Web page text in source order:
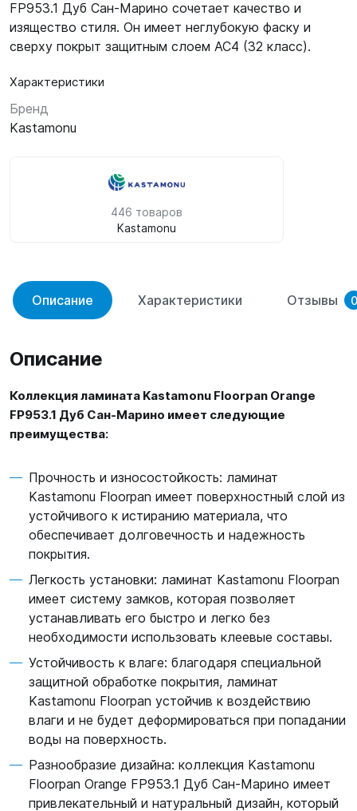
FP953.1 Дуб Сан-Марино сочетает качество и
изящество стиля. Он имеет неглубокую фаску и
сверху покрыт защитным слоем AC4 (32 класс).
Характеристики
Бренд
Kastamonu
446 товаров
Kastamonu
Описание Характеристики Отзывы 0
Описание
Коллекция ламината Kastamonu Floorpan Orange
FP953.1 Дуб Сан-Марино имеет следующие
преимущества:
Прочность и износостойкость: ламинат
Kastamonu Floorpan имеет поверхностный слой из
устойчивого к истиранию материала, что
обеспечивает долговечность и надежность
покрытия.
Легкость установки: ламинат Kastamonu Floorpan
имеет систему замков, которая позволяет
устанавливать его быстро и легко без
необходимости использовать клеевые составы.
Устойчивость к влаге: благодаря специальной
защитной обработке покрытия, ламинат
Kastamonu Floorpan устойчив к воздействию
влаги и не будет деформироваться при попадании
воды на поверхность.
Разнообразие дизайна: коллекция Kastamonu
Floorpan Orange FP953.1 Дуб Сан-Марино имеет
привлекательный и натуральный дизайн, который